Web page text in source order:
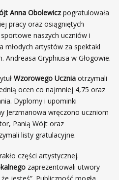
Anna Obolewiczpogratulowała
pracy oraz osiągniętych
naszych uczniów i
młodych artystów za spektakl
Gryphiusa w Głogowie.
Wzorowego Ucznia otrzymali
ocen co najmniej 4,75 oraz
Dyplomy i upominki
Jerzmanowa wręczono uczniom
Panią Wójt oraz
listy gratulacyjne.
części artystycznej.
zaprezentowali utwory
jesteś”. Publiczność mogła